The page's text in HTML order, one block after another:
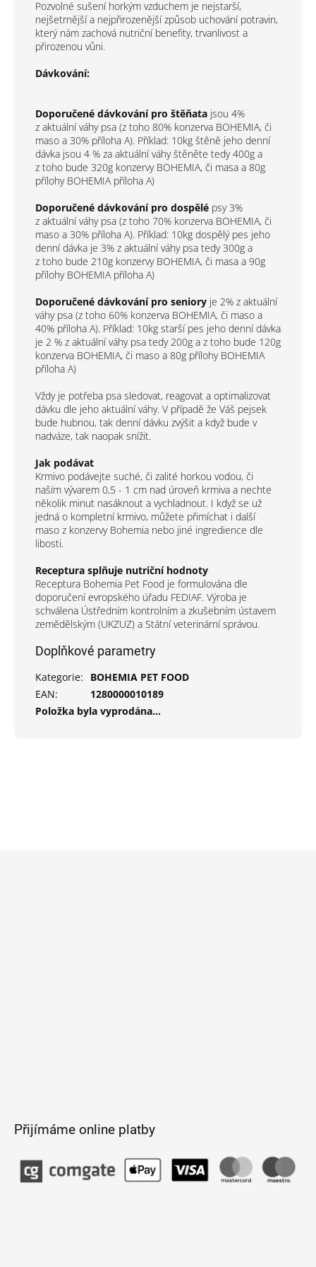
Pozvolné sušení horkým vzduchem je nejstarší,
nejšetrnější a nejpřirozenější způsob uchování potravin,
který nám zachová nutriční benefity, trvanlivost a
přirozenou vůni.
Dávkování:
Doporučené dávkování pro štěňata jsou 4%
z aktuální váhy psa (z toho 80% konzerva BOHEMIA, či
maso a 30% příloha A). Příklad: 10kg štěně jeho denní
dávka jsou 4 % za aktuální váhy štěněte tedy 400g a
z toho bude 320g konzervy BOHEMIA, či masa a 80g
přílohy BOHEMIA příloha A)
Doporučené dávkování pro dospělé psy 3%
z aktuální váhy psa (z toho 70% konzerva BOHEMIA, či
maso a 30% příloha A). Příklad: 10kg dospělý pes jeho
denní dávka je 3% z aktuální váhy psa tedy 300g a
z toho bude 210g konzervy BOHEMIA, či masa a 90g
přílohy BOHEMIA příloha A)
Doporučené dávkování pro seniory je 2% z aktuální
váhy psa (z toho 60% konzerva BOHEMIA, či maso a
40% příloha A). Příklad: 10kg starší pes jeho denní dávka
je 2 % z aktuální váhy psa tedy 200g a z toho bude 120g
konzerva BOHEMIA, či maso a 80g přílohy BOHEMIA
příloha A)
Vždy je potřeba psa sledovat, reagovat a optimalizovat
dávku dle jeho aktuální váhy. V případě že Váš pejsek
bude hubnou, tak denní dávku zvýšit a když bude v
nadváze, tak naopak snížit.
Jak podávat
Krmivo podávejte suché, či zalité horkou vodou, či
naším vývarem 0,5 - 1 cm nad úroveň krmiva a nechte
několik minut nasáknout a vychladnout. I když se už
jedná o kompletní krmivo, můžete přimíchat i další
maso z konzervy Bohemia nebo jiné ingredience dle
libosti.
Receptura splňuje nutriční hodnoty
Receptura Bohemia Pet Food je formulována dle
doporučení evropského úřadu FEDIAF. Výroba je
schválena Ústředním kontrolním a zkušebním ústavem
zemědělským (UKZUZ) a Státní veterinární správou.
Doplňkové parametry
Kategorie:
BOHEMIA PET FOOD
EAN:
1280000010189
Položka byla vyprodána…
Přijímáme online platby